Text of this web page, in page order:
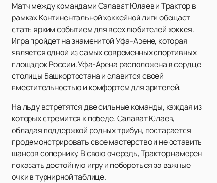
Матч между командами Салават Юлаев и Трактор в
рамках Континентальной хоккейной лиги обещает
стать ярким событием для всех любителей хоккея.
Игра пройдет на знаменитой Уфа-Арене, которая
является одной из самых современных спортивных
площадок России. Уфа-Арена расположена в сердце
столицы Башкортостана и славится своей
вместительностью и комфортом для зрителей.
На льду встретятся две сильные команды, каждая из
которых стремится к победе. Салават Юлаев,
обладая поддержкой родных трибун, постарается
продемонстрировать свое мастерство и не оставить
шансов сопернику. В свою очередь, Трактор намерен
показать достойную игру и побороться за важные
очки в турнирной таблице.